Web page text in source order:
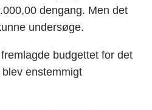
dengang. Men det
undersøge.
budgettet for det
enstemmigt